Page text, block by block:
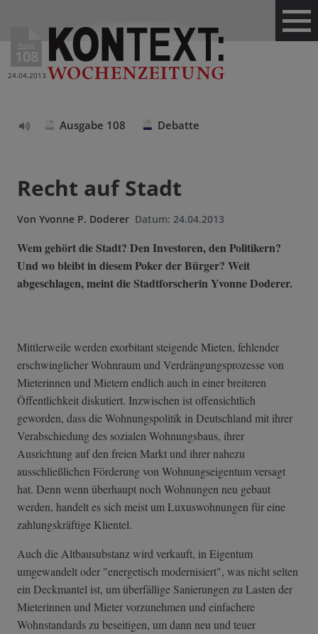
Ausg.
108
24.04.2013
Ausgabe 108 Debatte
Recht auf Stadt
Von Yvonne P. Doderer Datum: 24.04.2013
Wem gehört die Stadt? Den Investoren, den Politikern?
Und wo bleibt in diesem Poker der Bürger? Weit
abgeschlagen, meint die Stadtforscherin Yvonne Doderer.
Mittlerweile werden exorbitant steigende Mieten, fehlender
erschwinglicher Wohnraum und Verdrängungsprozesse von
Mieterinnen und Mietern endlich auch in einer breiteren
Öffentlichkeit diskutiert. Inzwischen ist offensichtlich
geworden, dass die Wohnungspolitik in Deutschland mit ihrer
Verabschiedung des sozialen Wohnungsbaus, ihrer
Ausrichtung auf den freien Markt und ihrer nahezu
ausschließlichen Förderung von Wohnungseigentum versagt
hat. Denn wenn überhaupt noch Wohnungen neu gebaut
werden, handelt es sich meist um Luxuswohnungen für eine
zahlungskräftige Klientel.
Auch die Altbausubstanz wird verkauft, in Eigentum
umgewandelt oder "energetisch modernisiert", was nicht selten
ein Deckmantel ist, um überfällige Sanierungen zu Lasten der
Mieterinnen und Mieter vorzunehmen und einfachere
Wohnstandards zu beseitigen, um dann neu und teuer